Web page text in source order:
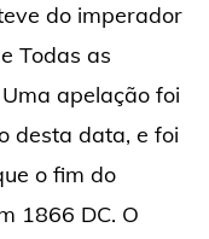
do imperador
Todas as
apelação foi
desta data, e foi
o fim do
1866 DC. O